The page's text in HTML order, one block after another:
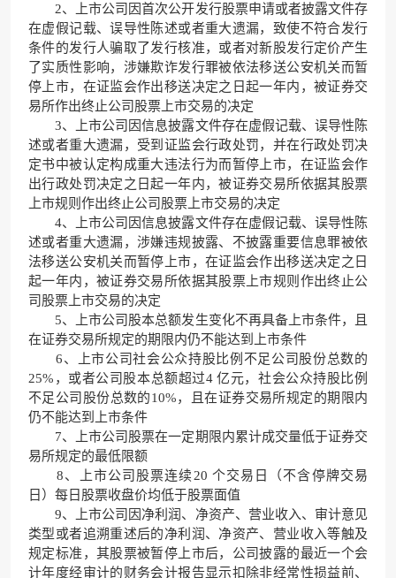
2、上市公司因首次公开发行股票申请或者披露文件存
在虚假记载、误导性陈述或者重大遗漏，致使不符合发行
条件的发行人骗取了发行核准，或者对新股发行定价产生
了实质性影响，涉嫌欺诈发行罪被依法移送公安机关而暂
停上市，在证监会作出移送决定之日起一年内，被证券交
易所作出终止公司股票上市交易的决定
3、上市公司因信息披露文件存在虚假记载、误导性陈
述或者重大遗漏，受到证监会行政处罚，并在行政处罚决
定书中被认定构成重大违法行为而暂停上市，在证监会作
出行政处罚决定之日起一年内，被证券交易所依据其股票
上市规则作出终止公司股票上市交易的决定
4、上市公司因信息披露文件存在虚假记载、误导性陈
述或者重大遗漏，涉嫌违规披露、不披露重要信息罪被依
法移送公安机关而暂停上市，在证监会作出移送决定之日
起一年内，被证券交易所依据其股票上市规则作出终止公
司股票上市交易的决定
5、上市公司股本总额发生变化不再具备上市条件，且
在证券交易所规定的期限内仍不能达到上市条件
6、上市公司社会公众持股比例不足公司股份总数的
25%，或者公司股本总额超过4 亿元，社会公众持股比例
不足公司股份总数的10%，且在证券交易所规定的期限内
仍不能达到上市条件
7、上市公司股票在一定期限内累计成交量低于证券交
易所规定的最低限额
8、上市公司股票连续20 个交易日（不含停牌交易
日）每日股票收盘价均低于股票面值
9、上市公司因净利润、净资产、营业收入、审计意见
类型或者追溯重述后的净利润、净资产、营业收入等触及
规定标准，其股票被暂停上市后，公司披露的最近一个会
计年度经审计的财务会计报告显示扣除非经常性损益前、